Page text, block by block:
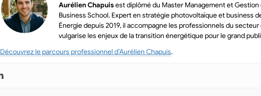
Aurélien Chapuisest diplômé du Master Management et Gestion
Business School. Expert en stratégie photovoltaïque et business
Énergie depuis 2019, il accompagne les professionnels du
vulgarise les enjeux de la transition énergétique pour le grand
Découvrez le parcours professionnel d’Aurélien Chapuis.